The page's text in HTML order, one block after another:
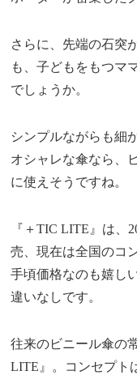
さらに、先端の石突
も、子どもをもつマ
でしょうか。
シンプルながらも細
オシャレな傘なら、
に使えそうですね。
『＋TIC LITE』は、
売、現在は全国のコ
手頃価格なのも嬉し
違いなしです。
往来のビニール傘の
LITE』。コンセプト